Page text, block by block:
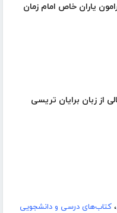
پیرامون یاران خاص امام زمان
از زبان برایان تریسی
، کتاب‌های درسی و دانشجویی